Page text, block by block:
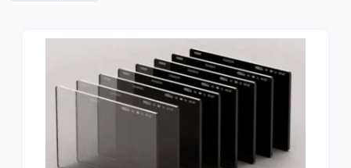
DZOFilm
Адаптер
Поддержка
объектива